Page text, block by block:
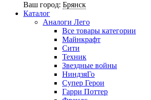
Ваш город: Брянск
Каталог
Аналоги Лего
Все товары категории
Майнкрафт
Сити
Техник
Звездные войны
НиндзяГо
Супер Герои
Гарри Поттер